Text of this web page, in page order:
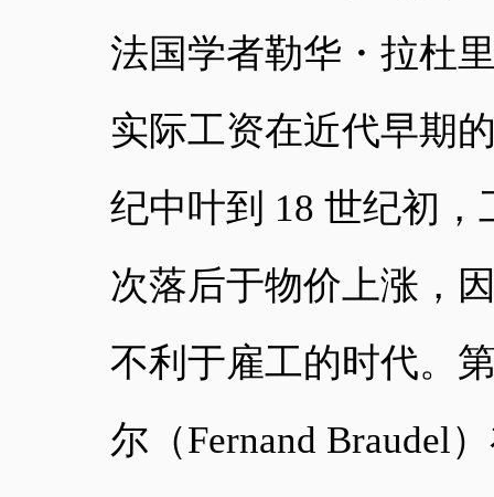
法国学者勒华・拉杜
实际工资在近代早期
纪中叶到 18 世纪初
次落后于物价上涨，
不利于雇工的时代。
尔（Fernand Braudel